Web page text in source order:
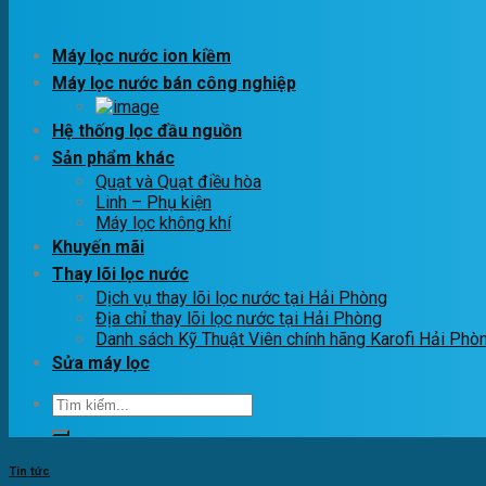
Máy lọc nước ion kiềm
Máy lọc nước bán công nghiệp
Hệ thống lọc đầu nguồn
Sản phẩm khác
Quạt và Quạt điều hòa
Linh – Phụ kiện
Máy lọc không khí
Khuyến mãi
Thay lõi lọc nước
Dịch vụ thay lõi lọc nước tại Hải Phòng
Địa chỉ thay lõi lọc nước tại Hải Phòng
Danh sách Kỹ Thuật Viên chính hãng Karofi Hải
Sửa máy lọc
Tìm
kiếm:
Tin tức